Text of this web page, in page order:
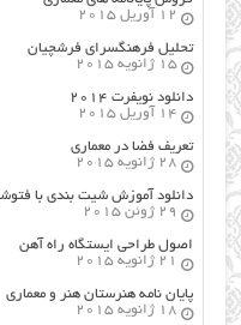
12 آوریل 2015
تحلیل فرهنگسرای فرشچیان
15 ژانویه 2015
دانلود نویفرت ۲۰۱۴
14 آوریل 2015
تعریف فضا در معماری
28 ژانویه 2015
دانلود آموزش شیت بندی با
29 ژوئن 2015
اصول طراحي ایستگاه راه آهن
21 ژانویه 2015
پایان نامه هنرستان هنر و معماري
18 ژانویه 2015